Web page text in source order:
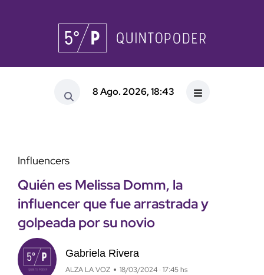
8 Ago. 2026, 18:43
Influencers
Quién es Melissa Domm, la
influencer que fue arrastrada y
golpeada por su novio
Gabriela Rivera
ALZA LA VOZ 18/03/2024 · 17:45 hs